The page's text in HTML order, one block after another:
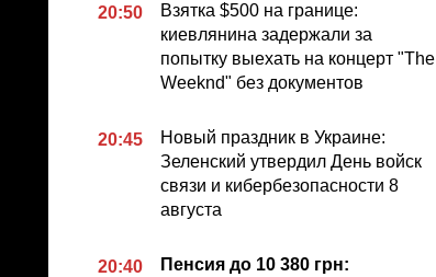
20:50
Взятка $500 на границе:
киевлянина задержали за
попытку выехать на концерт "The
Weeknd" без документов
20:45
Новый праздник в Украине:
Зеленский утвердил День войск
связи и кибербезопасности 8
августа
20:40
Пенсия до 10 380 грн: